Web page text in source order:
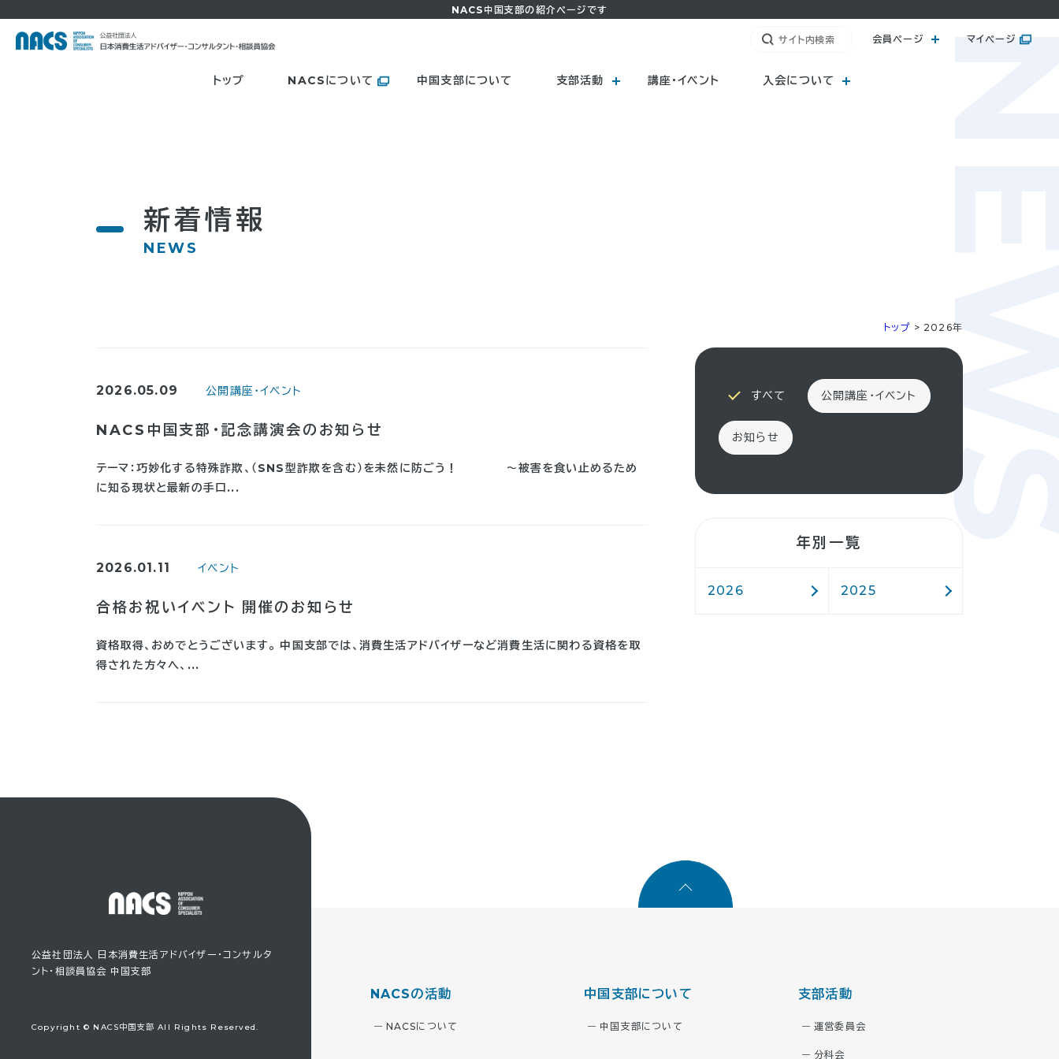
NACS中国支部の紹介ページです
トップ NACSについて 中国支部について 支部活動 講座・イベント 入会について
会員ページ マイページ
新着情報
NEWS
トップ > 2026年
2026.05.09 公開講座・イベント
NACS中国支部・記念講演会のお知らせ
テーマ：巧妙化する特殊詐欺、（SNS型詐欺を含む）を未然に防ごう！ ～被害を食い止めるため
に知る現状と最新の手口...
2026.01.11 イベント
合格お祝いイベント 開催のお知らせ
資格取得、おめでとうございます。 中国支部では、消費生活アドバイザーなど消費生活に関わる資格を取
得された方々へ、...
すべて 公開講座・イベント
お知らせ
年別一覧
2026 2025
公益社団法人 日本消費生活アドバイザー・コンサルタ
ント・相談員協会 中国支部
Copyright © NACS中国支部 All Rights Reserved.
NACSの活動
NACSについて
中国支部について
中国支部について
支部活動
運営委員会
分科会